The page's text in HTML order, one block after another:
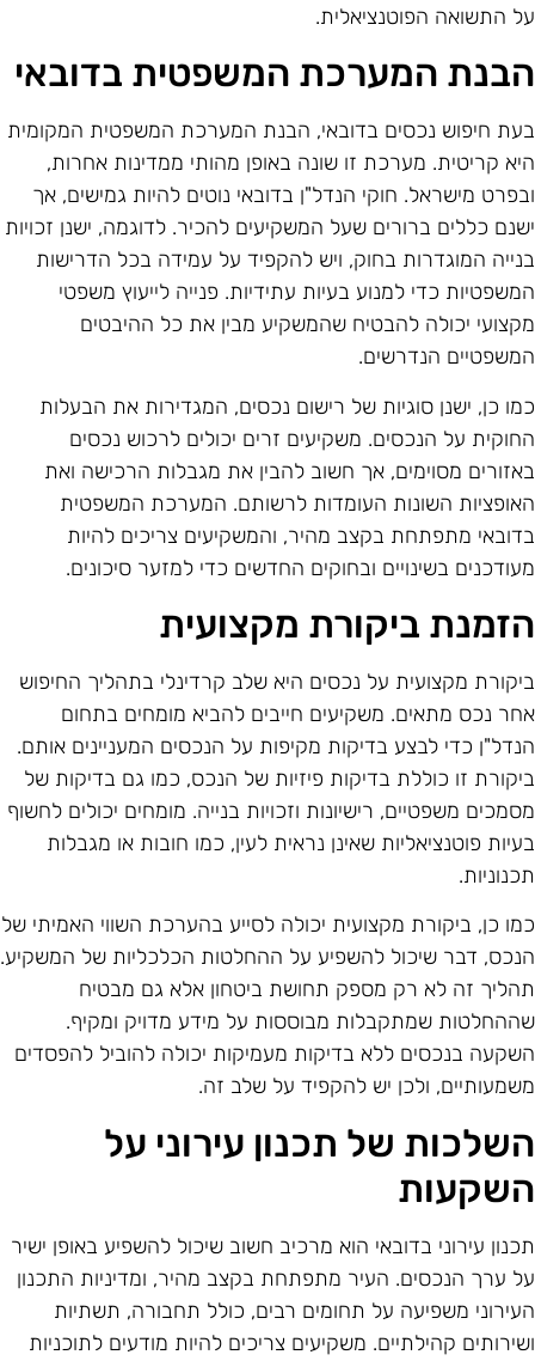
התשואה הפוטנציאלית.
המערכת המשפטית בדובאי
חיפוש נכסים בדובאי, הבנת המערכת המשפטית המקומית
קריטית. מערכת זו שונה באופן מהותי ממדינות אחרות,
מישראל. חוקי הנדל"ן בדובאי נוטים להיות גמישים, אך
כללים ברורים שעל המשקיעים להכיר. לדוגמה, ישנן זכויות
המוגדרות בחוק, ויש להקפיד על עמידה בכל הדרישות
כדי למנוע בעיות עתידיות. פנייה לייעוץ משפטי
יכולה להבטיח שהמשקיע מבין את כל ההיבטים
הנדרשים.
כן, ישנן סוגיות של רישום נכסים, המגדירות את הבעלות
על הנכסים. משקיעים זרים יכולים לרכוש נכסים
מסוימים, אך חשוב להבין את מגבלות הרכישה ואת
השונות העומדות לרשותם. המערכת המשפטית
מתפתחת בקצב מהיר, והמשקיעים צריכים להיות
בשינויים ובחוקים החדשים כדי למזער סיכונים.
ביקורת מקצועית
מקצועית על נכסים היא שלב קרדינלי בתהליך החיפוש
נכס מתאים. משקיעים חייבים להביא מומחים בתחום
כדי לבצע בדיקות מקיפות על הנכסים המעניינים אותם.
זו כוללת בדיקות פיזיות של הנכס, כמו גם בדיקות של
משפטיים, רישיונות וזכויות בנייה. מומחים יכולים לחשוף
פוטנציאליות שאינן נראית לעין, כמו חובות או מגבלות
כן, ביקורת מקצועית יכולה לסייע בהערכת השווי האמיתי של
דבר שיכול להשפיע על ההחלטות הכלכליות של המשקיע.
זה לא רק מספק תחושת ביטחון אלא גם מבטיח
שמתקבלות מבוססות על מידע מדויק ומקיף.
בנכסים ללא בדיקות מעמיקות יכולה להוביל להפסדים
ולכן יש להקפיד על שלב זה.
של תכנון עירוני על
עירוני בדובאי הוא מרכיב חשוב שיכול להשפיע באופן ישיר
ערך הנכסים. העיר מתפתחת בקצב מהיר, ומדיניות התכנון
משפיעה על תחומים רבים, כולל תחבורה, תשתיות
קהילתיים. משקיעים צריכים להיות מודעים לתוכניות